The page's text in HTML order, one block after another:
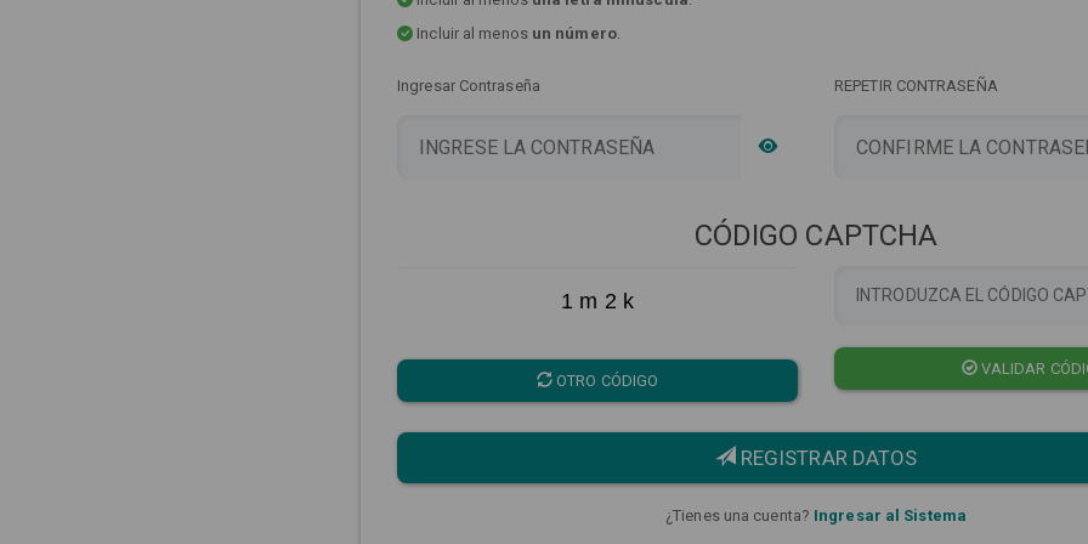
Incluir al menos un número.
Ingresar Contraseña REPETIR CONTRASEÑA
CÓDIGO CAPTCHA
1 m 2 k
OTRO CÓDIGO
VALIDAR
REGISTRAR DATOS
¿Tienes una cuenta? Ingresar al Sistema